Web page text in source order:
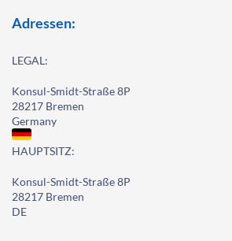
Adressen:
LEGAL:
Konsul-Smidt-Straße 8P
28217 Bremen
Germany
HAUPTSITZ:
Konsul-Smidt-Straße 8P
28217 Bremen
DE